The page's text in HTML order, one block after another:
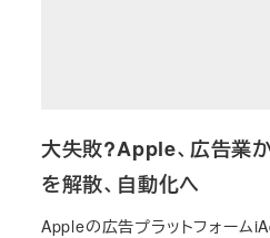
大失敗?Apple、広告業
を解散、自動化へ
Appleの広告プラットフォーム